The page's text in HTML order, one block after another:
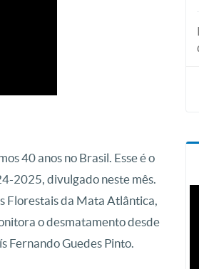
40 anos no Brasil. Esse é o
2025, divulgado neste mês.
Florestais da Mata Atlântica,
o desmatamento desde
Fernando Guedes Pinto.